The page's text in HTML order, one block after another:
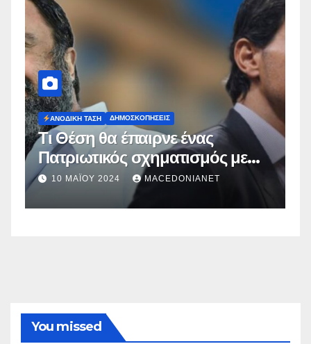
ΔΗΜΟΣΚΟΠΉΣΕΙΣ
Ευρωεκλογές 2024: Πρόθεση
Ψήφου
2 ΜΑΪ́ΟΥ 2024 MACEDONIANET
You missed